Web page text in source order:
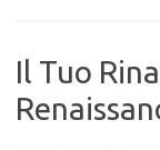
Il Tuo